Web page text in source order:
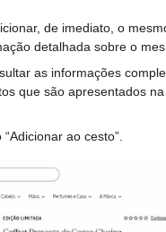
de imediato, o
detalhada sobre o
as informações
que são apresentados
ao cesto”.